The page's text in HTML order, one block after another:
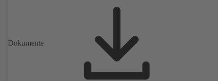
Dokumente